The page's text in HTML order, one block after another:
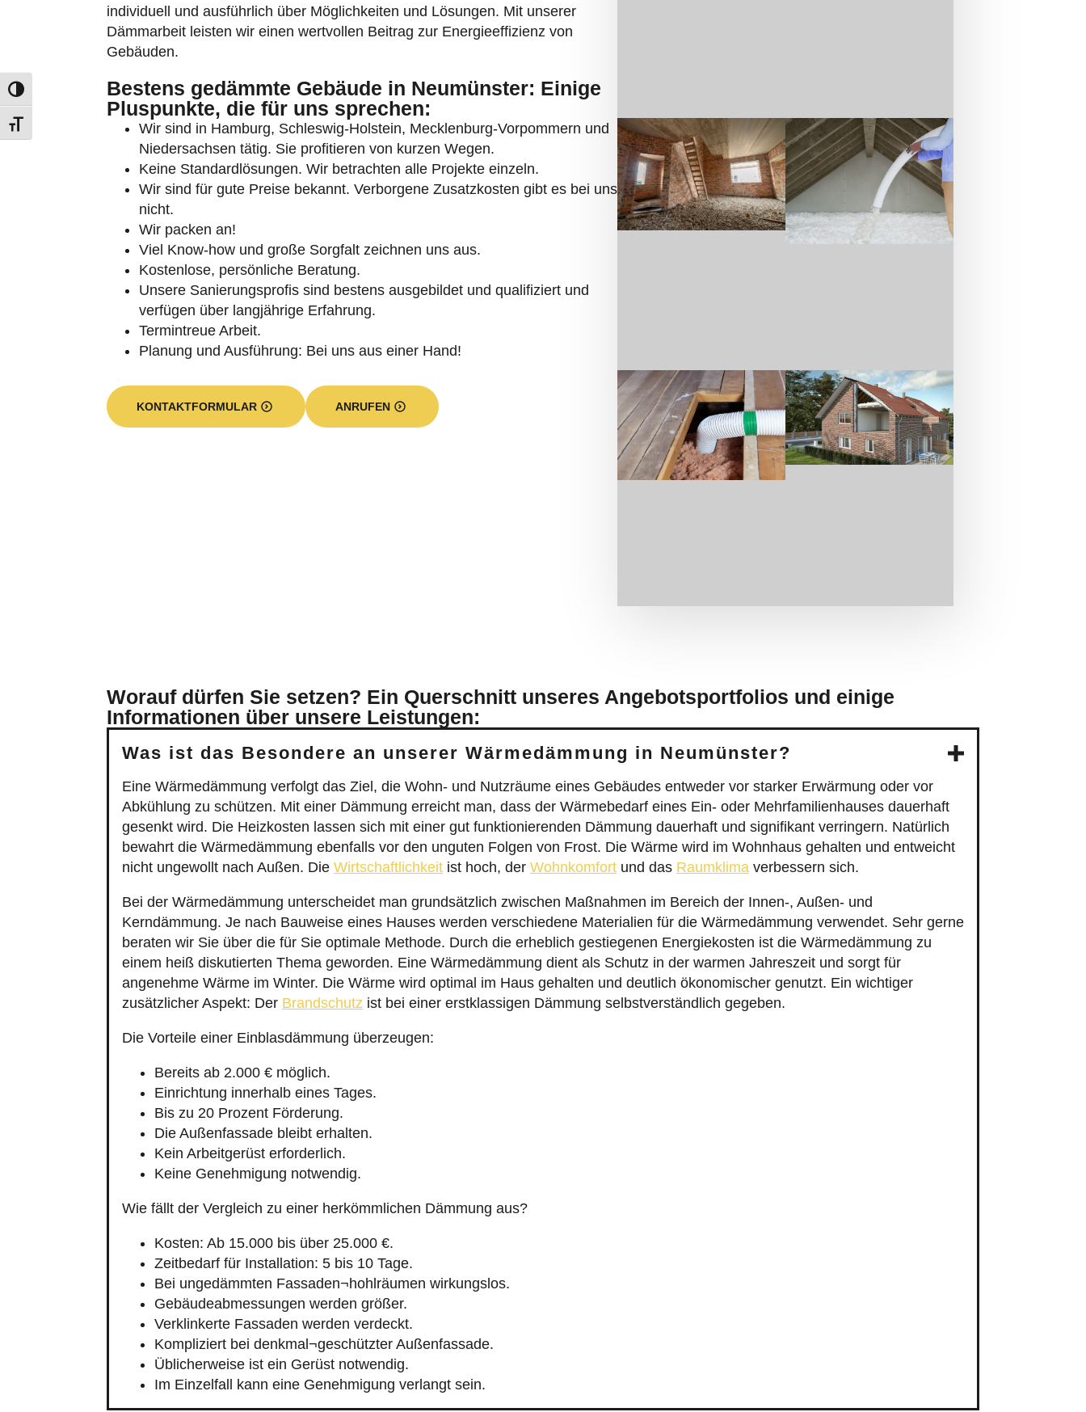
Umschalten auf hohe Kontraste
Schrift vergrößern
individuell und ausführlich über Möglichkeiten und Lösungen. Mit unserer
Dämmarbeit leisten wir einen wertvollen Beitrag zur Energieeffizienz von
Gebäuden.
Bestens gedämmte Gebäude in Neumünster: Einige
Pluspunkte, die für uns sprechen:
Wir sind in Hamburg, Schleswig-Holstein, Mecklenburg-Vorpommern und
Niedersachsen tätig. Sie profitieren von kurzen Wegen.
Keine Standardlösungen. Wir betrachten alle Projekte einzeln.
Wir sind für gute Preise bekannt. Verborgene Zusatzkosten gibt es bei uns
nicht.
Wir packen an!
Viel Know-how und große Sorgfalt zeichnen uns aus.
Kostenlose, persönliche Beratung.
Unsere Sanierungsprofis sind bestens ausgebildet und qualifiziert und
verfügen über langjährige Erfahrung.
Termintreue Arbeit.
Planung und Ausführung: Bei uns aus einer Hand!
KONTAKTFORMULAR ANRUFEN
Worauf dürfen Sie setzen? Ein Querschnitt unseres Angebotsportfolios und einige
Informationen über unsere Leistungen:
Was ist das Besondere an unserer Wärmedämmung in Neumünster?
Eine Wärmedämmung verfolgt das Ziel, die Wohn- und Nutzräume eines Gebäudes entweder vor starker Erwärmung oder vor
Abkühlung zu schützen. Mit einer Dämmung erreicht man, dass der Wärmebedarf eines Ein- oder Mehrfamilienhauses dauerhaft
gesenkt wird. Die Heizkosten lassen sich mit einer gut funktionierenden Dämmung dauerhaft und signifikant verringern. Natürlich
bewahrt die Wärmedämmung ebenfalls vor den unguten Folgen von Frost. Die Wärme wird im Wohnhaus gehalten und entweicht
nicht ungewollt nach Außen. Die Wirtschaftlichkeit ist hoch, der Wohnkomfort und das Raumklima verbessern sich.
Bei der Wärmedämmung unterscheidet man grundsätzlich zwischen Maßnahmen im Bereich der Innen-, Außen- und
Kerndämmung. Je nach Bauweise eines Hauses werden verschiedene Materialien für die Wärmedämmung verwendet. Sehr gerne
beraten wir Sie über die für Sie optimale Methode. Durch die erheblich gestiegenen Energiekosten ist die Wärmedämmung zu
einem heiß diskutierten Thema geworden. Eine Wärmedämmung dient als Schutz in der warmen Jahreszeit und sorgt für
angenehme Wärme im Winter. Die Wärme wird optimal im Haus gehalten und deutlich ökonomischer genutzt. Ein wichtiger
zusätzlicher Aspekt: Der Brandschutz ist bei einer erstklassigen Dämmung selbstverständlich gegeben.
Die Vorteile einer Einblasdämmung überzeugen:
Bereits ab 2.000 € möglich.
Einrichtung innerhalb eines Tages.
Bis zu 20 Prozent Förderung.
Die Außenfassade bleibt erhalten.
Kein Arbeitgerüst erforderlich.
Keine Genehmigung notwendig.
Wie fällt der Vergleich zu einer herkömmlichen Dämmung aus?
Kosten: Ab 15.000 bis über 25.000 €.
Zeitbedarf für Installation: 5 bis 10 Tage.
Bei ungedämmten Fassaden¬hohlräumen wirkungslos.
Gebäudeabmessungen werden größer.
Verklinkerte Fassaden werden verdeckt.
Kompliziert bei denkmal¬geschützter Außenfassade.
Üblicherweise ist ein Gerüst notwendig.
Im Einzelfall kann eine Genehmigung verlangt sein.